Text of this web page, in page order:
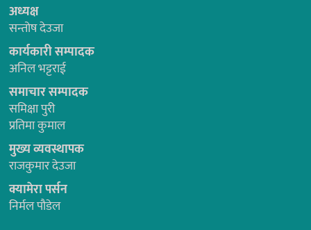
अध्यक्ष
सन्तोष देउजा
कार्यकारी सम्पादक
अनिल भट्टराई
समाचार सम्पादक
समिक्षा पुरी
प्रतिमा कुमाल
मुख्य व्यवस्थापक
राजकुमार देउजा
क्यामेरा पर्सन
निर्मल पौडेल